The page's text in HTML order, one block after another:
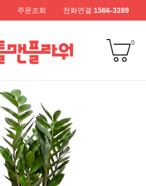
주문조회 전화연결:1566-3289
0